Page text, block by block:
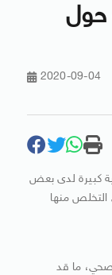
حول
2020-09-04
كبيرة لدى بعض
التخلص منها
صحي، ما قد